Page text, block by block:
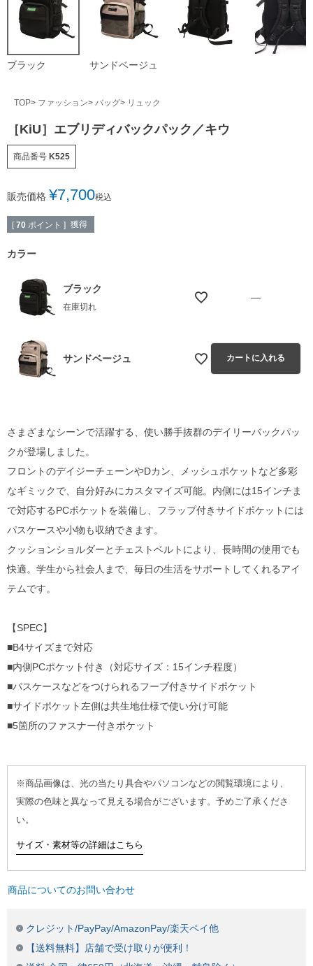
ブラック サンドベージュ
TOP ファッション バッグ リュック
［KiU］エブリディバックパック／キウ
商品番号 K525
販売価格 ¥7,700税込
[ 70 ポイント ] 獲得
カラー
ブラック
在庫切れ
—
サンドベージュ カートに入れる
さまざまなシーンで活躍する、使い勝手抜群のデイリーバックパッ
クが登場しました。
フロントのデイジーチェーンやDカン、メッシュポケットなど多彩
なギミックで、自分好みにカスタマイズ可能。内側には15インチま
で対応するPCポケットを装備し、フラップ付きサイドポケットには
パスケースや小物も収納できます。
クッションショルダーとチェストベルトにより、長時間の使用でも
快適。学生から社会人まで、毎日の生活をサポートしてくれるアイ
テムです。
【SPEC】
■B4サイズまで対応
■内側PCポケット付き（対応サイズ：15インチ程度）
■パスケースなどをつけられるフーブ付きサイドポケット
■サイドポケット左側は共生地仕様で使い分け可能
■5箇所のファスナー付きポケット
※商品画像は、光の当たり具合やパソコンなどの閲覧環境により、
実際の色味と異なって見える場合がございます。予めご了承くださ
い。
サイズ・素材等の詳細はこちら
商品についてのお問い合わせ
クレジット/PayPay/AmazonPay/楽天ペイ他
【送料無料】店舗で受け取りが便利！